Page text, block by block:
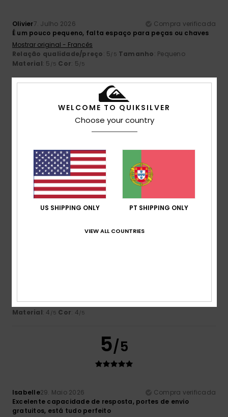
Olivier7. Julho 2026
Compra verificada
É um pouco pequeno, falta espaço para peças ou chaves
Mostrar original - Francês
Relação qualidade/preço: 5/5 Tamanho: Pequeno
Material: 5 /5 Cor: 5/5
5/5
Há anos que uso apenas isso
Mostrar original - Italiano
Relação qualidade/preço: 4 Tamanho
grandeMaterial: 4/5 Cor: 4/5
Eu recomendo este produto
4/5
Relação qualidade/preço: 4/5 Tamanho: Pequeno
Material: 4 /5 Cor: 4/5
5/5
Isabelle29. Maio 2026
Compra verificada
Excelente capacidade de resposta, portes de envio
gratuitos, está tudo perfeito
WELCOME TO QUIKSILVER
Choose your country
US SHIPPING ONLY PT SHIPPING ONLY
VIEW ALL COUNTRIES